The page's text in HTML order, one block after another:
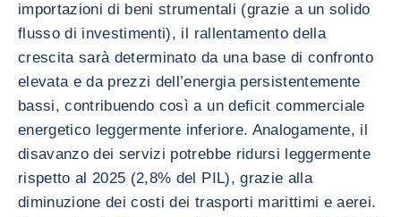
importazioni di beni strumentali (grazie a un solido
flusso di investimenti), il rallentamento della
crescita sarà determinato da una base di confronto
elevata e da prezzi dell’energia persistentemente
bassi, contribuendo così a un deficit commerciale
energetico leggermente inferiore. Analogamente, il
disavanzo dei servizi potrebbe ridursi leggermente
rispetto al 2025 (2,8% del PIL), grazie alla
diminuzione dei costi dei trasporti marittimi e aerei.